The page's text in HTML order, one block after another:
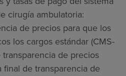
cirugía ambulatoria:
de precios para que los
los cargos estándar (CMS-
transparencia de precios
final de transparencia de